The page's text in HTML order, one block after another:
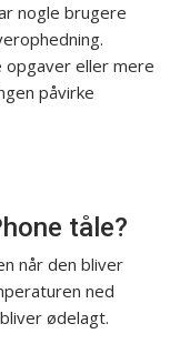
nogle brugere
opgaver eller mere
påvirke
tåle?
når den bliver
ned
ødelagt.